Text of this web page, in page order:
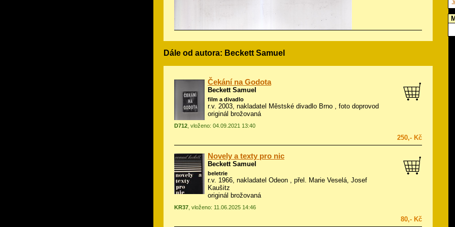
Dále od autora: Beckett Samuel
Čekání na Godota
Beckett Samuel
film a divadlo
r.v. 2003, nakladatel Městské divadlo Brno , foto doprovod
originál brožovaná
D712 , vloženo: 04.09.2021 13:40
250,- Kč
Novely a texty pro nic
Beckett Samuel
beletrie
r.v. 1966, nakladatel Odeon , přel. Marie Veselá, Josef
Kaušitz
originál brožovaná
KR37 , vloženo: 11.06.2025 14:46
80,- Kč